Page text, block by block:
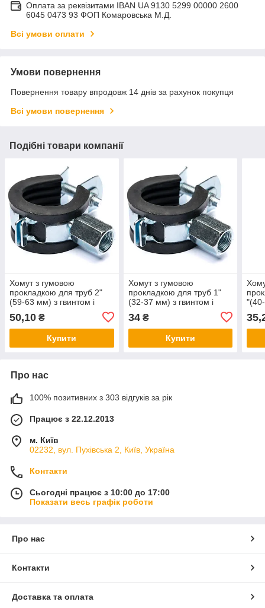
Оплата за реквізитами IBAN UA 9130 5299 00000 2600
6045 0473 93 ФОП Комаровська М.Д.
Всі умови оплати
Умови повернення
Повернення товару впродовж 14 днів за рахунок покупця
Всі умови повернення
Подібні товари компанії
Хомут з гумовою
прокладкою для труб 2"
(59-63 мм) з гвинтом і
50,10 ₴
Купити
Хомут з гумовою
прокладкою для труб 1"
(32-37 мм) з гвинтом і
34₴
Купити
Про нас
100% позитивних з 303 відгуків за рік
Працює з 22.12.2013
м. Київ
02232, вул. Пухівська 2, Київ, Україна
Контакти
Сьогодні працює з 10:00 до 17:00
Показати весь графік роботи
Про нас
Контакти
Доставка та оплата